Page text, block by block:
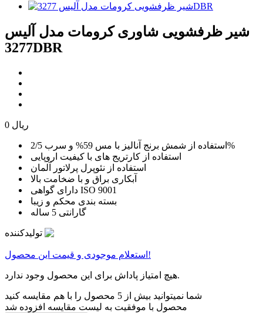
شیر ظرفشویی شاوری کرومات مدل آلیس
3277DBR
0 ریال
استفاده از شمش برنج آنالیز با مس 59% و سرب 2/5%
استفاده از کارتریج های با کیفیت اروپایی
استفاده از نئوپرل پرلاتور آلمان
آبکاری براق و با ضخامت بالا
دارای گواهی ISO 9001
بسته بندی محکم و زیبا
گارانتی 5 ساله
تولیدکننده
استعلام موجودی و قیمت این محصول!
هیچ امتیاز پاداش برای این محصول وجود ندارد.
شما نمیتوانید بیش از 5 محصول را با هم مقایسه کنید
محصول با موفقیت به لیست مقایسه افزوده شد